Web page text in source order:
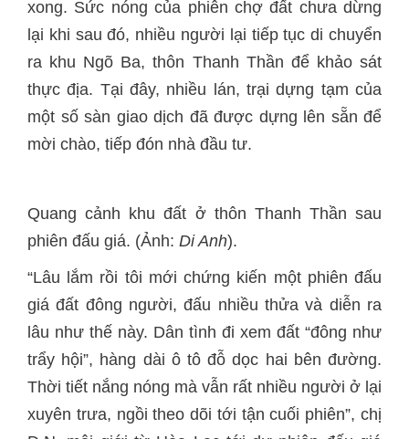
xong. Sức nóng của phiên chợ đất chưa dừng
lại khi sau đó, nhiều người lại tiếp tục di chuyển
ra khu Ngõ Ba, thôn Thanh Thần để khảo sát
thực địa. Tại đây, nhiều lán, trại dựng tạm của
một số sàn giao dịch đã được dựng lên sẵn để
mời chào, tiếp đón nhà đầu tư.
Quang cảnh khu đất ở thôn Thanh Thần sau
phiên đấu giá. (Ảnh: Di Anh).
“Lâu lắm rồi tôi mới chứng kiến một phiên đấu
giá đất đông người, đấu nhiều thửa và diễn ra
lâu như thế này. Dân tình đi xem đất “đông như
trẩy hội”, hàng dài ô tô đỗ dọc hai bên đường.
Thời tiết nắng nóng mà vẫn rất nhiều người ở lại
xuyên trưa, ngồi theo dõi tới tận cuối phiên”, chị